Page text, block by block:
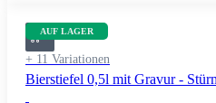
AUF LAGER
+ 11 Variationen
Bierstiefel 0,5l mit Gravur -